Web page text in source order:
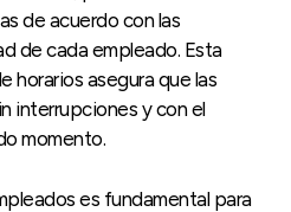
de acuerdo con las
de cada empleado. Esta
horarios asegura que las
interrupciones y con el
momento.
es fundamental para